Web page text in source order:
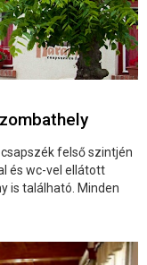
felső szintjén
és wc-vel ellátott
is található. Minden